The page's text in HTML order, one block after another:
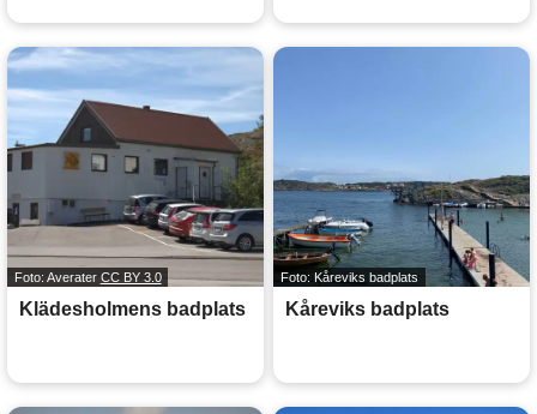
Foto: Averater CC BY 3.0
Klädesholmens badplats
Foto: Kåreviks badplats
Kåreviks badplats